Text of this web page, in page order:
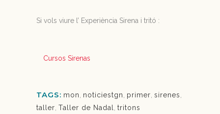
Si vols viure l’ Experiència Sirena i tritó :
Cursos Sirenas
TAGS: mon noticiestgn primer sirenes
taller Taller de Nadal tritons